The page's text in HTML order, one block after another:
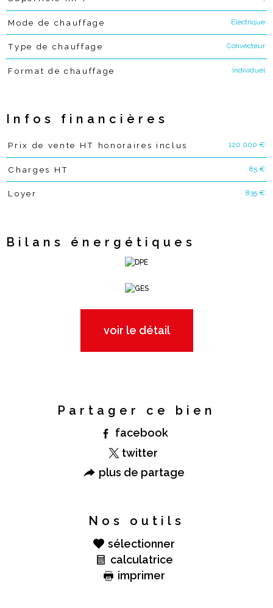
Mode de chauffage Electrique
Type de chauffage Convecteur
Format de chauffage Individuel
Infos financières
Caractéristiques Valeurs
Prix de vente HT honoraires inclus 120 000 €
Charges HT 85 €
Loyer 835 €
Bilans énergétiques
voir le détail
Partager ce bien
facebook
twitter
plus de partage
Nos outils
sélectionner
calculatrice
imprimer